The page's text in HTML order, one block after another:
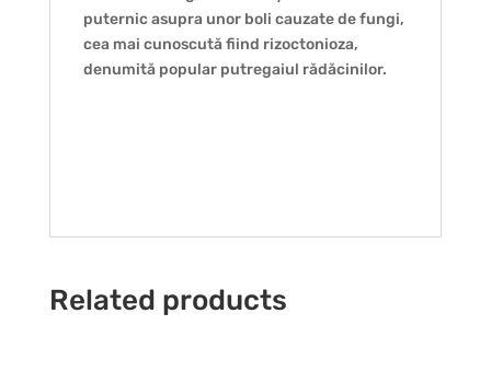
puternic asupra unor boli cauzate de fungi,
cea mai cunoscută fiind rizoctonioza,
denumită popular putregaiul rădăcinilor.
Related products